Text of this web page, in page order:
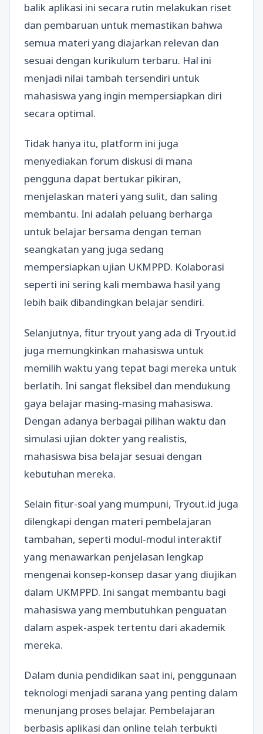
balik aplikasi ini secara rutin melakukan riset
dan pembaruan untuk memastikan bahwa
semua materi yang diajarkan relevan dan
sesuai dengan kurikulum terbaru. Hal ini
menjadi nilai tambah tersendiri untuk
mahasiswa yang ingin mempersiapkan diri
secara optimal.
Tidak hanya itu, platform ini juga
menyediakan forum diskusi di mana
pengguna dapat bertukar pikiran,
menjelaskan materi yang sulit, dan saling
membantu. Ini adalah peluang berharga
untuk belajar bersama dengan teman
seangkatan yang juga sedang
mempersiapkan ujian UKMPPD. Kolaborasi
seperti ini sering kali membawa hasil yang
lebih baik dibandingkan belajar sendiri.
Selanjutnya, fitur tryout yang ada di Tryout.id
juga memungkinkan mahasiswa untuk
memilih waktu yang tepat bagi mereka untuk
berlatih. Ini sangat fleksibel dan mendukung
gaya belajar masing-masing mahasiswa.
Dengan adanya berbagai pilihan waktu dan
simulasi ujian dokter yang realistis,
mahasiswa bisa belajar sesuai dengan
kebutuhan mereka.
Selain fitur-soal yang mumpuni, Tryout.id juga
dilengkapi dengan materi pembelajaran
tambahan, seperti modul-modul interaktif
yang menawarkan penjelasan lengkap
mengenai konsep-konsep dasar yang diujikan
dalam UKMPPD. Ini sangat membantu bagi
mahasiswa yang membutuhkan penguatan
dalam aspek-aspek tertentu dari akademik
mereka.
Dalam dunia pendidikan saat ini, penggunaan
teknologi menjadi sarana yang penting dalam
menunjang proses belajar. Pembelajaran
berbasis aplikasi dan online telah terbukti